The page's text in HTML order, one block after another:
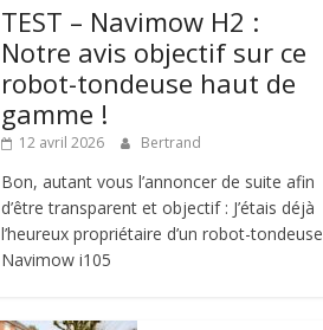
TEST – Navimow H2 :
Notre avis objectif sur ce
robot-tondeuse haut de
gamme !
12 avril 2026 Bertrand
Bon, autant vous l’annoncer de suite afin
d’être transparent et objectif : J’étais déjà
l’heureux propriétaire d’un robot-tondeuse
Navimow i105